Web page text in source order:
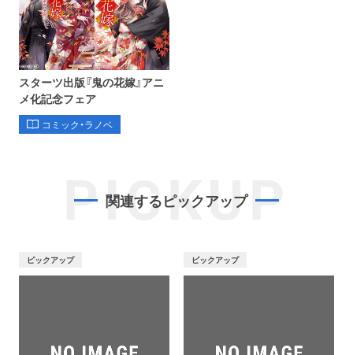
スターツ出版『鬼の花嫁』アニ
メ化記念フェア
コミック・ラノベ
PICKUP
関連するピックアップ
ピックアップ ピックアップ